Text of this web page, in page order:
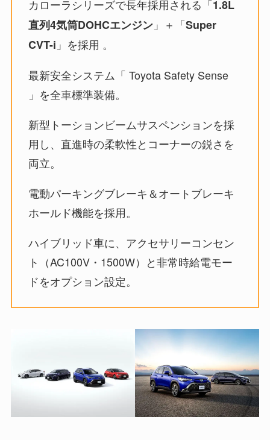
カローラシリーズで長年採用される「1.8L
直列4気筒DOHCエンジン」＋「Super
CVT-i 」を採用 。
最新安全システム「 Toyota Safety Sense
」を全車標準装備。
新型トーションビームサスペンションを採
用し、直進時の柔軟性とコーナーの鋭さを
両立。
電動パーキングブレーキ＆オートブレーキ
ホールド機能を採用。
ハイブリッド車に、アクセサリーコンセン
ト（AC100V・1500W）と非常時給電モー
ドをオプション設定。